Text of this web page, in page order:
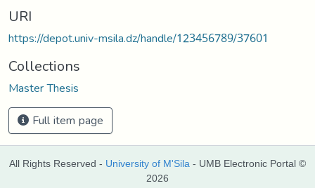
URI
https://depot.univ-msila.dz/handle/123456789/37601
Collections
Master Thesis
Full item page
All Rights Reserved - University of M'Sila - UMB Electronic Portal ©
2026